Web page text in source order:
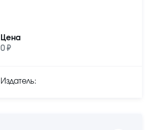
Цена
0 ₽
Издатель: